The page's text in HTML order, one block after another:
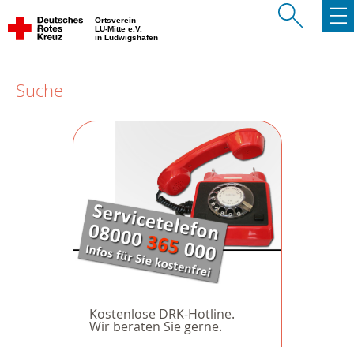
Ortsverein
LU-Mitte e.V.
in Ludwigshafen
Suche
Kostenlose DRK-Hotline.
Wir beraten Sie gerne.